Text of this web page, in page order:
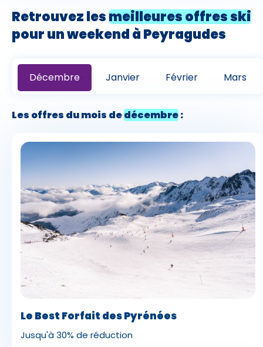
Retrouvez lesmeilleures offresski
pour un weekend à Peyragudes
Décembre Janvier Février Mars
Les offres du mois dedécembre:
Le Best Forfait des Pyrénées
Jusqu'à 30% de réduction